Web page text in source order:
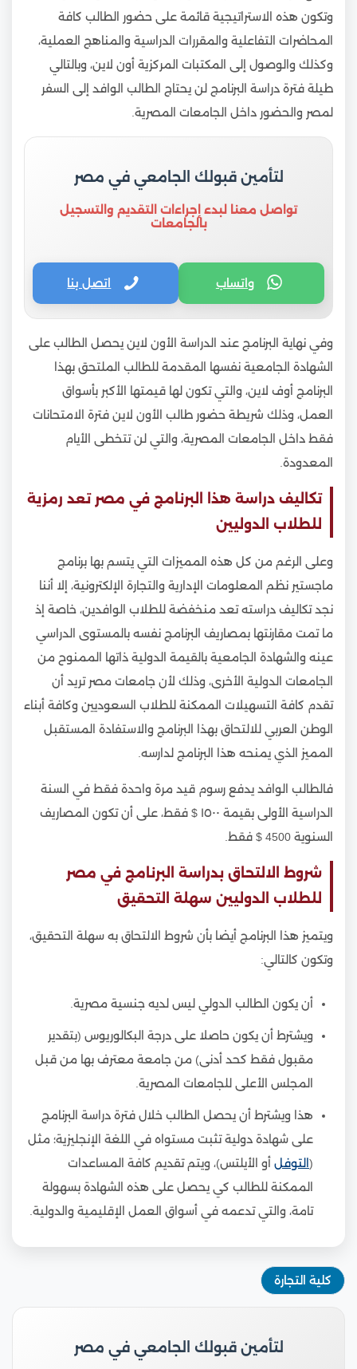
وتكون هذه الاستراتيجية قائمة على حضور الطالب كافة
المحاضرات التفاعلية والمقررات الدراسية والمناهج العملية،
وكذلك والوصول إلى المكتبات المركزية أون لاين، وبالتالي
طيلة فترة دراسة البرنامج لن يحتاج الطالب الوافد إلى السفر
لمصر والحضور داخل الجامعات المصرية.
لتأمين قبولك الجامعي في مصر
تواصل معنا لبدء إجراءات التقديم والتسجيل
بالجامعات
واتساب اتصل بنا
وفي نهاية البرنامج عند الدراسة الأون لاين يحصل الطالب على
الشهادة الجامعية نفسها المقدمة للطالب الملتحق بهذا
البرنامج أوف لاين، والتي تكون لها قيمتها الأكبر بأسواق
العمل، وذلك شريطة حضور طالب الأون لاين فترة الامتحانات
فقط داخل الجامعات المصرية، والتي لن تتخطى الأيام
المعدودة.
تكاليف دراسة هذا البرنامج في مصر تعد رمزية
للطلاب الدوليين
وعلى الرغم من كل هذه المميزات التي يتسم بها برنامج
ماجستير نظم المعلومات الإدارية والتجارة الإلكترونية، إلا أننا
نجد تكاليف دراسته تعد منخفضة للطلاب الوافدين، خاصة إذ
ما تمت مقارنتها بمصاريف البرنامج نفسه بالمستوى الدراسي
عينه والشهادة الجامعية بالقيمة الدولية ذاتها الممنوح من
الجامعات الدولية الأخرى، وذلك لأن جامعات مصر تريد أن
تقدم كافة التسهيلات الممكنة للطلاب السعوديين وكافة أبناء
الوطن العربي للالتحاق بهذا البرنامج والاستفادة المستقبل
المميز الذي يمنحه هذا البرنامج لدارسه.
فالطالب الوافد يدفع رسوم قيد مرة واحدة فقط في السنة
الدراسية الأولى بقيمة ١٥٠٠ $ فقط، على أن تكون المصاريف
السنوية 4500 $ فقط.
شروط الالتحاق بدراسة البرنامج في مصر
للطلاب الدوليين سهلة التحقيق
ويتميز هذا البرنامج أيضا بأن شروط الالتحاق به سهلة التحقيق،
وتكون كالتالي:
أن يكون الطالب الدولي ليس لديه جنسية مصرية.
ويشترط أن يكون حاصلا على درجة البكالوريوس (بتقدير
مقبول فقط كحد أدنى) من جامعة معترف بها من قبل
المجلس الأعلى للجامعات المصرية.
هذا ويشترط أن يحصل الطالب خلال فترة دراسة البرنامج
على شهادة دولية تثبت مستواه في اللغة الإنجليزية؛ مثل
( التوفل أو الأيلتس)، ويتم تقديم كافة المساعدات
الممكنة للطالب كي يحصل على هذه الشهادة بسهولة
تامة، والتي تدعمه في أسواق العمل الإقليمية والدولية.
كلية التجارة
لتأمين قبولك الجامعي في مصر